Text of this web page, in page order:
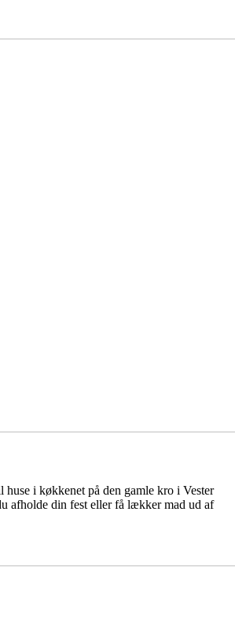
huse i køkkenet på den gamle kro i Vester
afholde din fest eller få lækker mad ud af